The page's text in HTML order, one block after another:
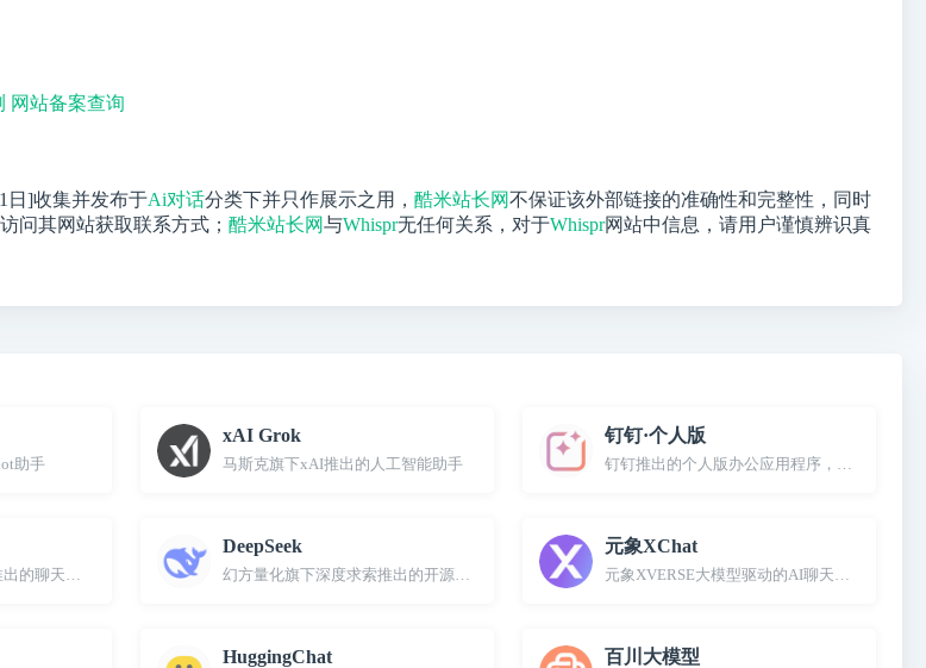
网站备案查询
日]收集并发布于Ai对话分类下并只作展示之用， 酷米站长网不保证该外部链接的准确性和完整性，同时
问其网站获取联系方式； 酷米站长网与Whispr无任何关系，对于Whispr网站中信息，请用户谨慎辨识真
助手
xAI Grok
马斯克旗下xAI推出的人工智能助手
钉钉·个人版
钉钉推出的个人版办公应用程序，内置AI智能
的聊天机器人
DeepSeek
幻方量化旗下深度求索推出的开源大模型和聊天助手
元象XChat
元象XVERSE大模型驱动的AI聊天助手
HuggingChat 百川大模型